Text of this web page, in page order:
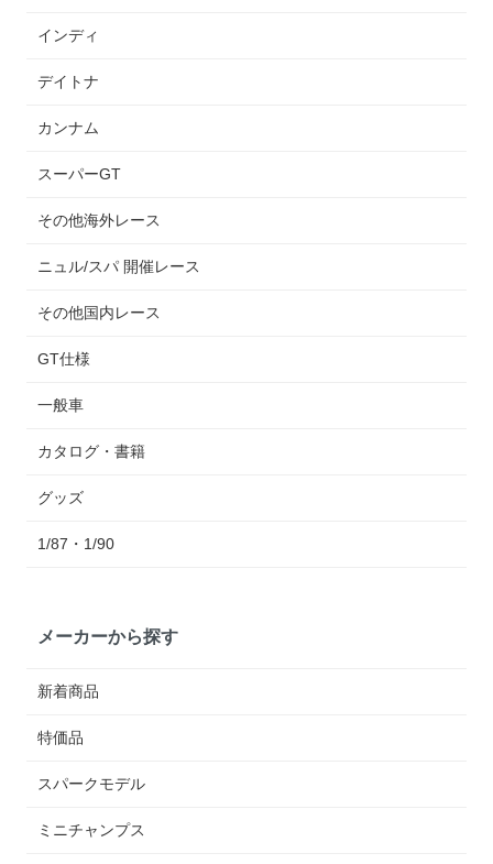
インディ
デイトナ
カンナム
スーパーGT
その他海外レース
ニュル/スパ 開催レース
その他国内レース
GT仕様
一般車
カタログ・書籍
グッズ
1/87・1/90
メーカーから探す
新着商品
特価品
スパークモデル
ミニチャンプス